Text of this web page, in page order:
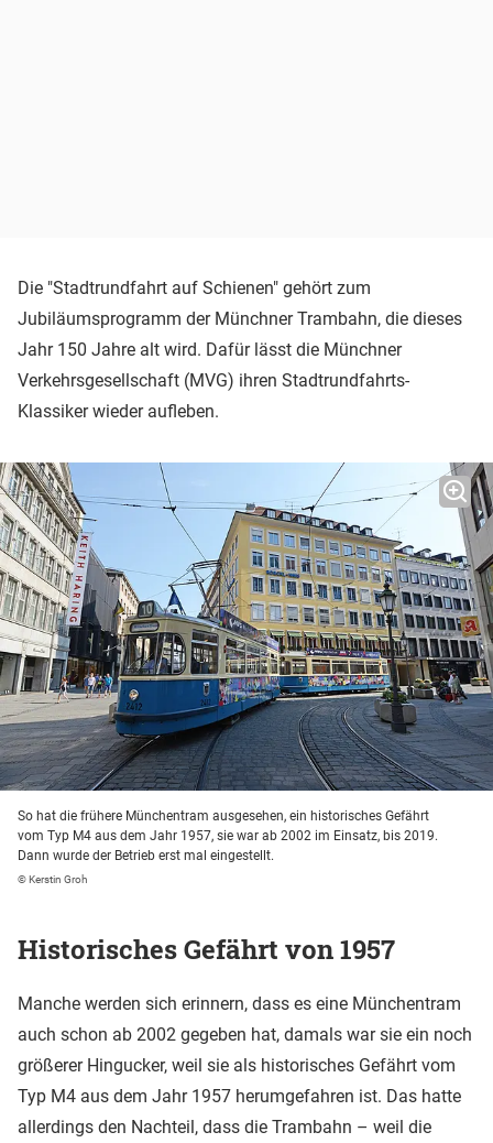
Die "Stadtrundfahrt auf Schienen" gehört zum
Jubiläumsprogramm der Münchner Trambahn, die dieses
Jahr 150 Jahre alt wird. Dafür lässt die Münchner
Verkehrsgesellschaft (MVG) ihren Stadtrundfahrts-
Klassiker wieder aufleben.
So hat die frühere Münchentram ausgesehen, ein historisches Gefährt
vom Typ M4 aus dem Jahr 1957, sie war ab 2002 im Einsatz, bis 2019.
Dann wurde der Betrieb erst mal eingestellt.
© Kerstin Groh
Historisches Gefährt von 1957
Manche werden sich erinnern, dass es eine Münchentram
auch schon ab 2002 gegeben hat, damals war sie ein noch
größerer Hingucker, weil sie als historisches Gefährt vom
Typ M4 aus dem Jahr 1957 herumgefahren ist. Das hatte
allerdings den Nachteil, dass die Trambahn – weil die